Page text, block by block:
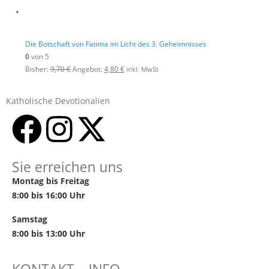
Die Botschaft von Fatima im Licht des 3. Geheimnisses
0von 5
Bisher:9,70€Angebot:4,80€ inkl. MwSt
Katholische Devotionalien
Sie erreichen uns
Montag bis Freitag
8:00 bis 16:00 Uhr
Samstag
8:00 bis 13:00 Uhr